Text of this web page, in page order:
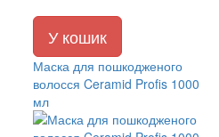
У кошик
Маска для пошкодженого
волосся Ceramid Profis 1000
мл